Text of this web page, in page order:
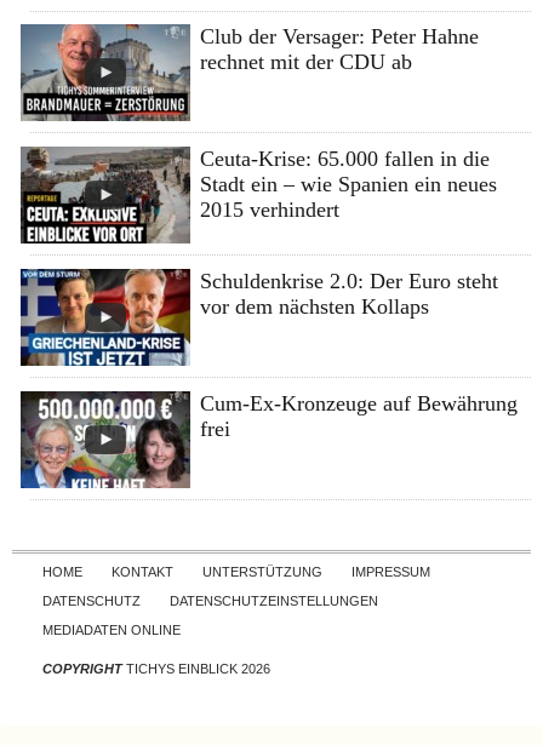
Club der Versager: Peter Hahne
rechnet mit der CDU ab
Ceuta-Krise: 65.000 fallen in die
Stadt ein – wie Spanien ein neues
2015 verhindert
Schuldenkrise 2.0: Der Euro steht
vor dem nächsten Kollaps
Cum-Ex-Kronzeuge auf Bewährung
frei
Skip to content
HOME KONTAKT UNTERSTÜTZUNG
IMPRESSUM
DATENSCHUTZ
DATENSCHUTZEINSTELLUNGEN
MEDIADATEN ONLINE
COPYRIGHTTICHYS EINBLICK 2026